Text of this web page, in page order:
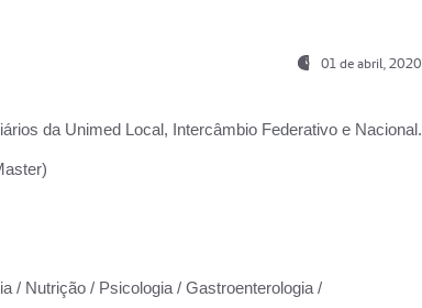
01 de abril, 2020
da Unimed Local, Intercâmbio Federativo e Nacional.
/ Nutrição / Psicologia / Gastroenterologia /